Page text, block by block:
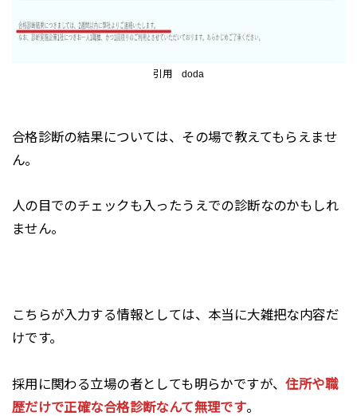
引用 doda
合格診断の結果については、その場で教えてもらえませ
ん。
人の目でのチェックも入ったうえでの診断なのかもしれ
ません。
こちらが入力する情報としては、本当に大雑把な内容だ
けです。
採用に関わる立場の者としても明らかですが、住所や職
歴だけで正確な合格診断なんて無理です。